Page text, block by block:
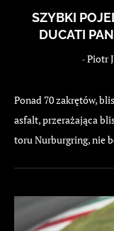
SZYBKI
DUCATI
-Piotr
Ponad 70 zakrętów,
asfalt, przerażająca
toru Nurburgring, nie